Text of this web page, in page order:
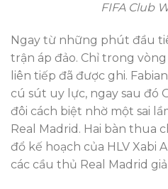
FIFA Club
Ngay từ những phút đầu
trận áp đảo. Chỉ trong
liên tiếp đã được ghi.
cú sút uy lực, ngay sau đó
đôi cách biệt nhờ một sai
Real Madrid. Hai bàn thua
đổ kế hoạch của HLV Xabi
các cầu thủ Real Madrid